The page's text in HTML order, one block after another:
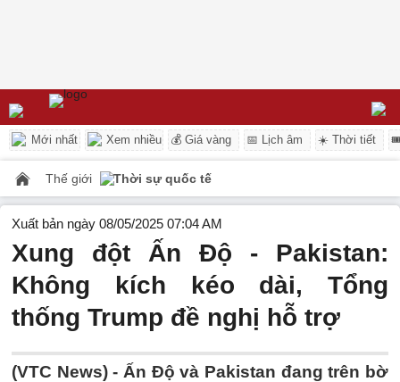
Mới nhất Xem nhiều 💰 Giá vàng 📅 Lịch âm ☀️ Thời tiết
Thế giới Thời sự quốc tế
Xuất bản ngày 08/05/2025 07:04 AM
Xung đột Ấn Độ - Pakistan:
Không kích kéo dài, Tổng
thống Trump đề nghị hỗ trợ
(VTC News) - Ấn Độ và Pakistan đang trên bờ